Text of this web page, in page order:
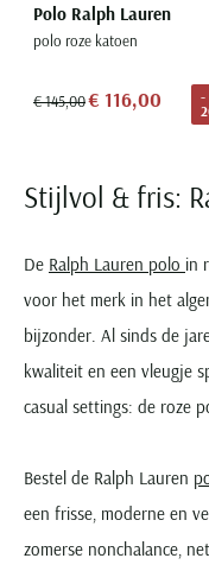
Polo Ralph Lauren
polo roze katoen
€ 145,00€ 116,00
-
Stijlvol & fris:
De Ralph Lauren polo in
voor het merk in het
bijzonder. Al sinds de
kwaliteit en een vleugje
casual settings: de roze
Bestel de Ralph Lauren
een frisse, moderne en
zomerse nonchalance,